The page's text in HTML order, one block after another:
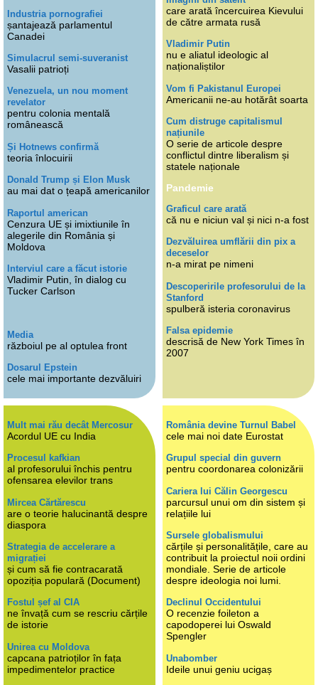
Industria pornografiei
șantajează parlamentul
Canadei
Simulacrul semi-suveranist
Vasalii patrioți
Venezuela, un nou moment
revelator
pentru colonia mentală
românească
Și Hotnews confirmă
teoria înlocuirii
Donald Trump și Elon Musk
au mai dat o țeapă americanilor
Raportul american
Cenzura UE și imixtiunile în
alegerile din România și
Moldova
Interviul care a făcut istorie
Vladimir Putin, în dialog cu
Tucker Carlson
Media
războiul pe al optulea front
Dosarul Epstein
cele mai importante dezvăluiri
care arată încercuirea Kievului
de către armata rusă
Vladimir Putin
nu e aliatul ideologic al
naționaliștilor
Vom fi Pakistanul Europei
Americanii ne-au hotărât soarta
Cum distruge capitalismul
națiunile
O serie de articole despre
conflictul dintre liberalism și
statele naționale
Pandemie
Graficul care arată
că nu e niciun val și nici n-a fost
Dezvăluirea umflării din pix a
deceselor
n-a mirat pe nimeni
Descoperirile profesorului de la
Stanford
spulberă isteria coronavirus
Falsa epidemie
descrisă de New York Times în
2007
Mult mai rău decât Mercosur
Acordul UE cu India
Procesul kafkian
al profesorului închis pentru
ofensarea elevilor trans
Mircea Cărtărescu
are o teorie halucinantă despre
diaspora
Strategia de accelerare a
migrației
și cum să fie contracarată
opoziția populară (Document)
Fostul șef al CIA
ne învață cum se rescriu cărțile
de istorie
Unirea cu Moldova
capcana patrioților în fața
impedimentelor practice
România devine Turnul Babel
cele mai noi date Eurostat
Grupul special din guvern
pentru coordonarea colonizării
Cariera lui Călin Georgescu
parcursul unui om din sistem și
relațiile lui
Sursele globalismului
cărțile și personalitățile, care au
contribuit la proiectul noii ordini
mondiale. Serie de articole
despre ideologia noi lumi.
Declinul Occidentului
O recenzie foileton a
capodoperei lui Oswald
Spengler
Unabomber
Ideile unui geniu ucigaș